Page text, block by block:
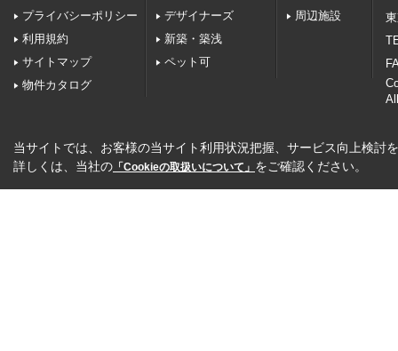
プライバシーポリシー
利用規約
サイトマップ
物件カタログ
デザイナーズ
新築・築浅
ペット可
周辺施設
当サイトでは、お客様の当サイト利用状況把握、サービス向上検討
詳しくは、当社の 「Cookieの取扱いについて」 をご確認ください。